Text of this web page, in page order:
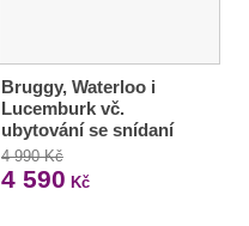
Bruggy, Waterloo i
Lucemburk vč.
ubytování se snídaní
4 990 Kč
4 590 Kč